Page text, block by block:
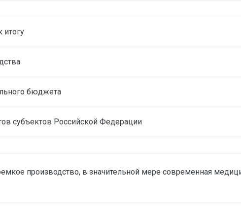
итогу
бюджета
субъектов Российской Федерации
производство, в значительной мере современная